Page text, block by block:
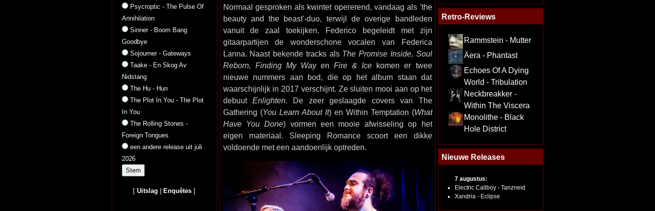
Psycroptic - The Pulse Of
Annihilation
Sinner - Boom Bang
Goodbye
Sojourner - Gateways
Taake - En Skog Av
Nidstang
The Hu - Hun
The Plot In You - The Plot
In You
The Rolling Stones -
Foreign Tongues
een andere release uit juli
2026
[Uitslag Enquêtes ]
Normaal gesproken als kwintet opererend, vandaag als 'the
beauty and the beast'-duo, terwijl de overige bandleden
vanuit de zaal toekijken. Federico begeleidt met zijn
gitaarpartijen de wonderschone vocalen van Federica
Lanna. Naast bekende tracks als The Promise Inside, Soul
Reborn, Finding My WayenFire & Ice komen er twee
nieuwe nummers aan bod, die op het album staan dat
waarschijnlijk in 2017 verschijnt. Ze sluiten mooi aan op het
debuut Enlighten. De zeer geslaagde covers van The
Gathering (You Learn About It) en Within Temptation (What
Have You Done) vormen een mooie afwisseling op het
eigen materiaal. Sleeping Romance scoort een dikke
voldoende met een aandoenlijk optreden.
Retro-Reviews
Rammstein - Mutter
Äera - Phantast
Echoes Of A Dying
World - Tribulation
Neckbreakker -
Within The Viscera
Monolithe - Black
Hole District
Nieuwe Releases
7 augustus:
Electric Callboy - Tanzneid
Xandria - Eclipse